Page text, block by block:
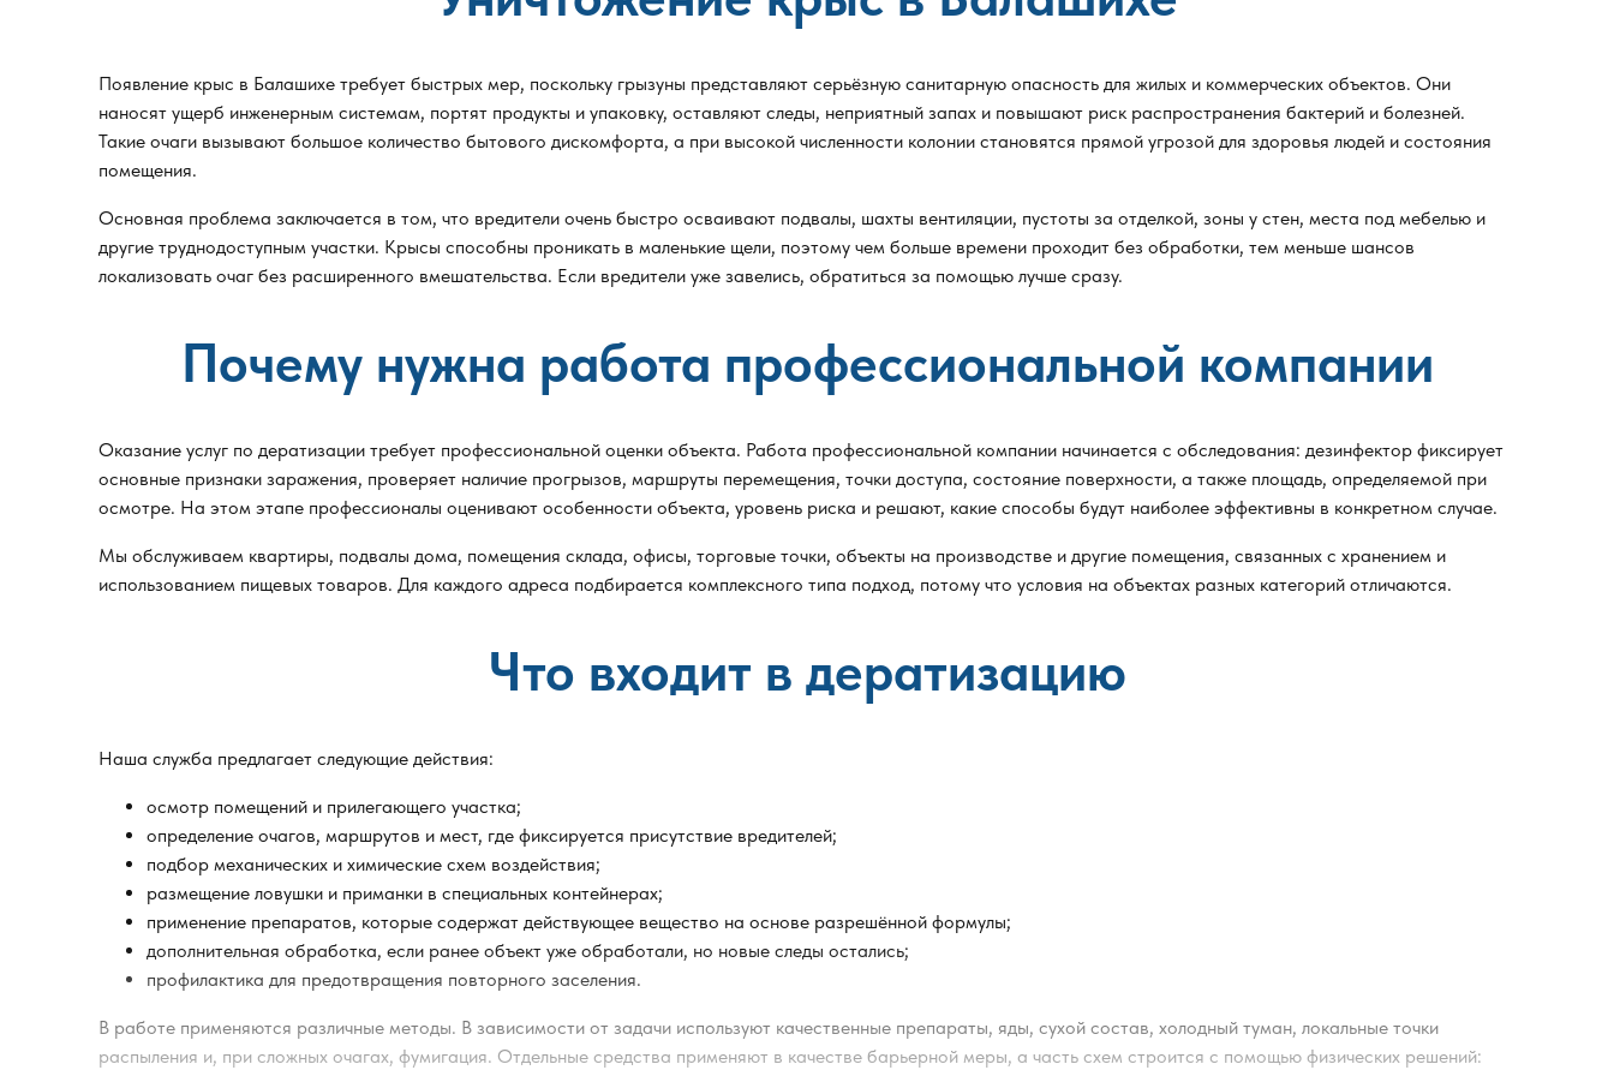
Появление крыс в Балашихе требует быстрых мер, поскольку грызуны представляют серьёзную санитарную опасность для жилых и коммерческих объектов. Они
наносят ущерб инженерным системам, портят продукты и упаковку, оставляют следы, неприятный запах и повышают риск распространения бактерий и болезней.
Такие очаги вызывают большое количество бытового дискомфорта, а при высокой численности колонии становятся прямой угрозой для здоровья людей и состояния
помещения.
Основная проблема заключается в том, что вредители очень быстро осваивают подвалы, шахты вентиляции, пустоты за отделкой, зоны у стен, места под мебелью и
другие труднодоступным участки. Крысы способны проникать в маленькие щели, поэтому чем больше времени проходит без обработки, тем меньше шансов
локализовать очаг без расширенного вмешательства. Если вредители уже завелись, обратиться за помощью лучше сразу.
Почему нужна работа профессиональной компании
Оказание услуг по дератизации требует профессиональной оценки объекта. Работа профессиональной компании начинается с обследования: дезинфектор фиксирует
основные признаки заражения, проверяет наличие прогрызов, маршруты перемещения, точки доступа, состояние поверхности, а также площадь, определяемой при
осмотре. На этом этапе профессионалы оценивают особенности объекта, уровень риска и решают, какие способы будут наиболее эффективны в конкретном случае.
Мы обслуживаем квартиры, подвалы дома, помещения склада, офисы, торговые точки, объекты на производстве и другие помещения, связанных с хранением и
использованием пищевых товаров. Для каждого адреса подбирается комплексного типа подход, потому что условия на объектах разных категорий отличаются.
Что входит в дератизацию
Наша служба предлагает следующие действия:
осмотр помещений и прилегающего участка;
определение очагов, маршрутов и мест, где фиксируется присутствие вредителей;
подбор механических и химические схем воздействия;
размещение ловушки и приманки в специальных контейнерах;
применение препаратов, которые содержат действующее вещество на основе разрешённой формулы;
дополнительная обработка, если ранее объект уже обработали, но новые следы остались;
профилактика для предотвращения повторного заселения.
В работе применяются различные методы. В зависимости от задачи используют качественные препараты, яды, сухой состав, холодный туман, локальные точки
распыления и, при сложных очагах, фумигация. Отдельные средства применяют в качестве барьерной меры, а часть схем строится с помощью физических решений: